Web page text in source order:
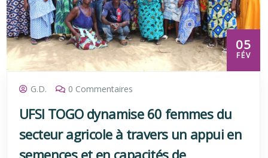
05
FÉV
G.D. 0 Commentaires
UFSI TOGO dynamise 60 femmes du
secteur agricole à travers un appui en
semences et en capacités de